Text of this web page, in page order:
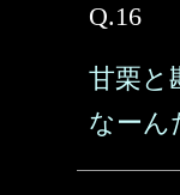
Q.16
甘栗と
なーん